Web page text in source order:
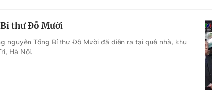
thư Đỗ Mười
nguyên Tổng Bí thư Đỗ Mười đã diễn ra tại quê nhà, khu
Hà Nội.